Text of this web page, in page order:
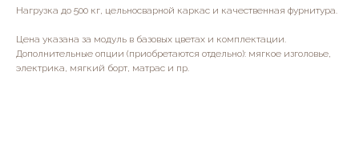
Нагрузка до 500 кг, цельносварной каркас и качественная фурнитура.
Цена указана за модуль в базовых цветах и комплектации.
Дополнительные опции (приобретаются отдельно): мягкое изголовье,
электрика, мягкий борт, матрас и пр.